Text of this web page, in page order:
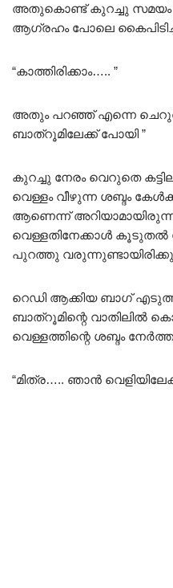
അതുകൊണ്ട് കുറച്ചു സമയം
ആഗ്രഹം പോലെ
“കാത്തിരിക്കാം….. ”
അതും പറഞ്ഞ് എന്നെ
ബാത്‌റൂമിലേക്ക് പോയി ”
കുറച്ചു നേരം വെറുതെ
വെള്ളം വീഴുന്ന ശബ്ദം
ആണെന്ന്
വെള്ളതിനേക്കാൾ കൂടുതൽ
പുറത്തു
റെഡി ആക്കിയ ബാഗ്
ബാത്‌റൂമിന്റെ വാതിലിൽ
വെള്ളത്തിന്റെ ശബ്ദം
“മിത്ര….. ഞാൻ